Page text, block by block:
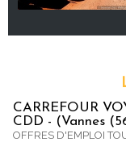
CARREFOUR
CDD - (Vannes
OFFRES D'EMPLOI